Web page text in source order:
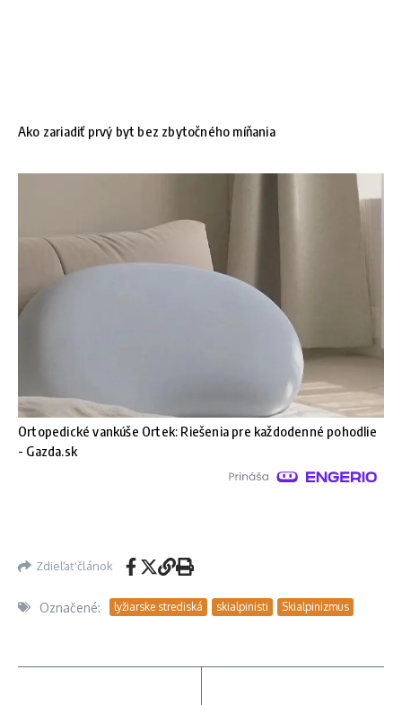
Ako zariadiť prvý byt bez zbytočného míňania
Ortopedické vankúše Ortek: Riešenia pre každodenné pohodlie
- Gazda.sk
Zdieľať článok
Označené: lyžiarske strediská skialpinisti Skialpinizmus